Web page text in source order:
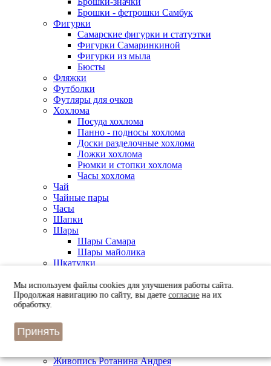
Брошки - фетрошки Самбук
Фигурки
Самарские фигурки и статуэтки
Фигурки Самаринкиной
Фигурки из мыла
Бюсты
Фляжки
Футболки
Футляры для очков
Хохлома
Посуда хохлома
Панно - подносы хохлома
Доски разделочные хохлома
Ложки хохлома
Рюмки и стопки хохлома
Часы хохлома
Чай
Чайные пары
Часы
Шапки
Шары
Шары Самара
Шары майолика
Шкатулки
Лаковые шкатулки
Керамические шкатулки
Чехлы для ключей
Искусство
Живопись Ротанина Андрея
Мы используем файлы cookies для улучшения работы сайта.
Продолжая навигацию по сайту, вы даетесогласиена их
обработку.
Принять